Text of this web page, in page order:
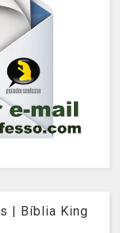
| Bíblia King